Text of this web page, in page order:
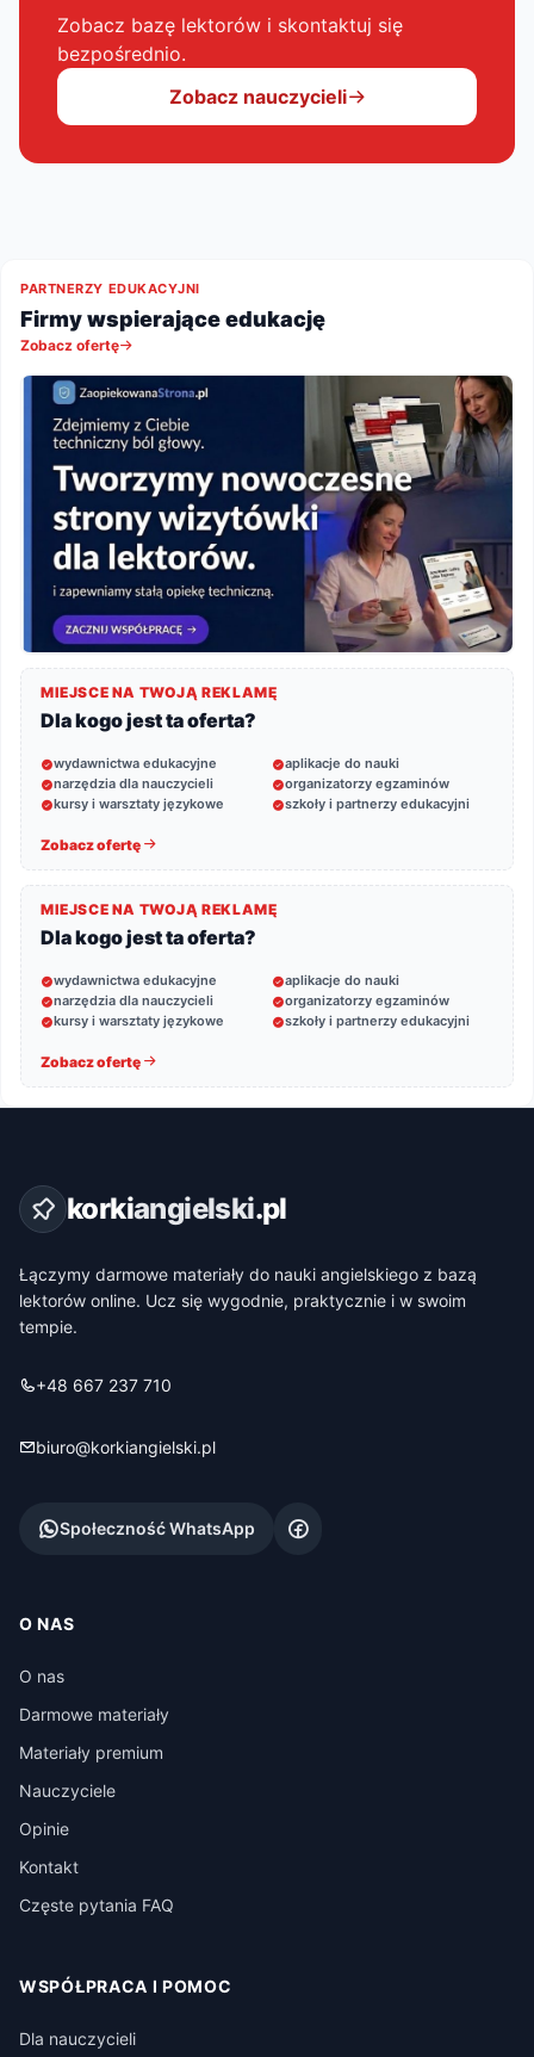
Zobacz bazę lektorów i skontaktuj się
bezpośrednio.
Zobacz nauczycieli
PARTNERZY EDUKACYJNI
Firmy wspierające edukację
Zobacz ofertę
MIEJSCE NA TWOJĄ REKLAMĘ
Dla kogo jest ta oferta?
wydawnictwa edukacyjne
aplikacje do nauki
narzędzia dla nauczycieli
organizatorzy egzaminów
kursy i warsztaty językowe
szkoły i partnerzy edukacyjni
Zobacz ofertę
MIEJSCE NA TWOJĄ REKLAMĘ
Dla kogo jest ta oferta?
wydawnictwa edukacyjne
aplikacje do nauki
narzędzia dla nauczycieli
organizatorzy egzaminów
kursy i warsztaty językowe
szkoły i partnerzy edukacyjni
Zobacz ofertę
korkiangielski.pl
Łączymy darmowe materiały do nauki angielskiego z bazą
lektorów online. Ucz się wygodnie, praktycznie i w swoim
tempie.
+48 667 237 710
biuro@korkiangielski.pl
Społeczność WhatsApp
O NAS
O nas
Darmowe materiały
Materiały premium
Nauczyciele
Opinie
Kontakt
Częste pytania FAQ
WSPÓŁPRACA I POMOC
Dla nauczycieli